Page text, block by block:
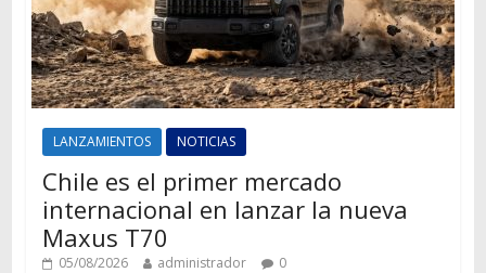
LANZAMIENTOS NOTICIAS
Chile es el primer mercado
internacional en lanzar la nueva
Maxus T70
05/08/2026 administrador 0